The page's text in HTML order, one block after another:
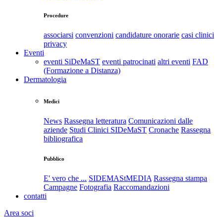
Procedure
associarsi convenzioni candidature onorarie casi clinici
privacy
Eventi
eventi SiDeMaST eventi patrocinati altri eventi FAD
(Formazione a Distanza)
Dermatologia
Medici
News Rassegna letteratura Comunicazioni dalle
aziende Studi Clinici SIDeMaST Cronache Rassegna
bibliografica
Pubblico
E' vero che ... SIDEMAStMEDIA Rassegna stampa
Campagne Fotografia Raccomandazioni
contatti
Area soci